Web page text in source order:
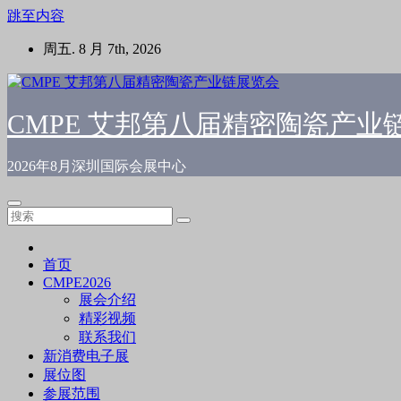
跳至内容
周五. 8 月 7th, 2026
CMPE 艾邦第八届精密陶瓷产业
2026年8月深圳国际会展中心
首页
CMPE2026
展会介绍
精彩视频
联系我们
新消费电子展
展位图
参展范围